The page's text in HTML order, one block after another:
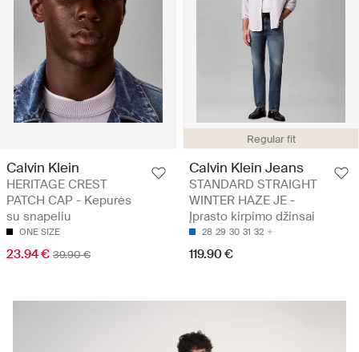
Calvin Klein
HERITAGE CREST
PATCH CAP - Kepurės
su snapeliu
ONE SIZE
23.94 € 39.90 €
Regular fit
Calvin Klein Jeans
STANDARD STRAIGHT
WINTER HAZE JE -
Įprasto kirpimo džinsai
28 29 30 31 32
119.90 €